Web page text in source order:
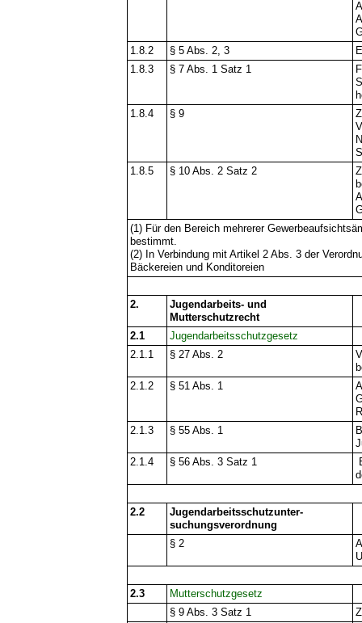
1.8.2
§ 5 Abs. 2, 3
1.8.3
§ 7 Abs. 1 Satz 1
1.8.4
§ 9
1.8.5
§ 10 Abs. 2 Satz 2
(1) Für den Bereich mehrerer
bestimmt.
(2) In Verbindung mit Artikel 2 Abs. 3 der
Bäckereien und Konditoreien
2.
Jugendarbeits- und
Mutterschutzrecht
2.1
Jugendarbeitsschutzgesetz
2.1.1
§ 27 Abs. 2
2.1.2
§ 51 Abs. 1
2.1.3
§ 55 Abs. 1
2.1.4
§ 56 Abs. 3 Satz 1
2.2
Jugendarbeitsschutzunter-
suchungsverordnung
§ 2
2.3
Mutterschutzgesetz
§ 9 Abs. 3 Satz 1